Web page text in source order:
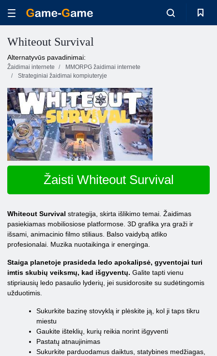
Whiteout Survival
Alternatyvūs pavadinimai:
Žaidimai internete
MMORPG žaidimai internete
Strateginiai žaidimai kompiuteryje
Žaisti Whiteout Survival
Whiteout Survival strategija, skirta išlikimo temai. Žaidimas
pasiekiamas mobiliosiose platformose. 3D grafika yra graži ir
išsami, animacinio filmo stiliaus. Balso vaidybą atliko
profesionalai. Muzika nuotaikinga ir energinga.
Staiga planetoje prasideda ledo apokalipsė, gyventojai turi
imtis skubių veiksmų, kad išgyventų. Galite tapti vienu
stipriausių ledo pasaulio lyderių, jei susidorosite su sudėtingomis
užduotimis.
Sukurkite bazinę stovyklą ir plėskite ją, kol ji taps tikru
miestu
Gaukite išteklių, kurių reikia norint išgyventi
Pastatų atnaujinimas
Sukurkite parduodamus daiktus, statybines medžiagas,